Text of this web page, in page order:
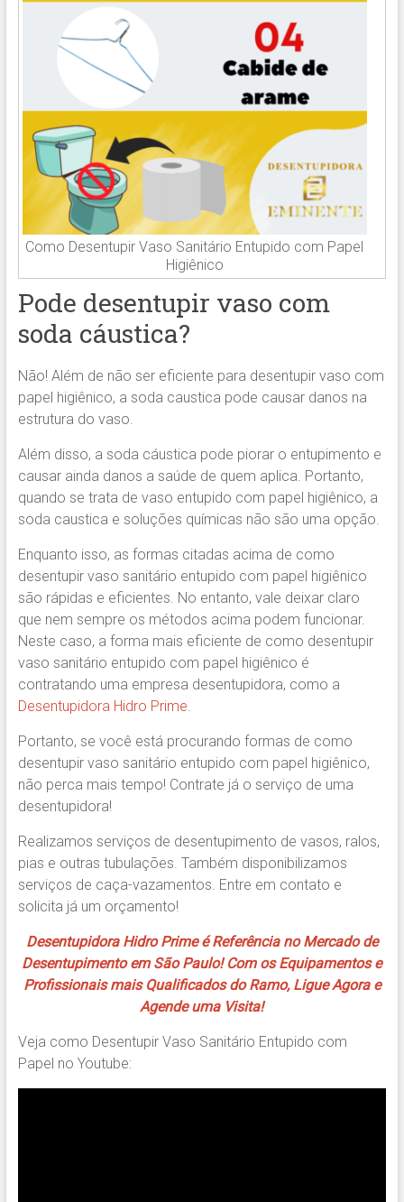
Como Desentupir Vaso Sanitário Entupido com Papel
Higiênico
Pode desentupir vaso com
soda cáustica?
Não! Além de não ser eficiente para desentupir vaso com
papel higiênico, a soda caustica pode causar danos na
estrutura do vaso.
Além disso, a soda cáustica pode piorar o entupimento e
causar ainda danos a saúde de quem aplica. Portanto,
quando se trata de vaso entupido com papel higiênico, a
soda caustica e soluções químicas não são uma opção.
Enquanto isso, as formas citadas acima de como
desentupir vaso sanitário entupido com papel higiênico
são rápidas e eficientes. No entanto, vale deixar claro
que nem sempre os métodos acima podem funcionar.
Neste caso, a forma mais eficiente de como desentupir
vaso sanitário entupido com papel higiênico é
contratando uma empresa desentupidora, como a
Desentupidora Hidro Prime
Portanto, se você está procurando formas de como
desentupir vaso sanitário entupido com papel higiênico,
não perca mais tempo! Contrate já o serviço de uma
desentupidora!
Realizamos serviços de desentupimento de vasos, ralos,
pias e outras tubulações. Também disponibilizamos
serviços de caça-vazamentos. Entre em contato e
solicita já um orçamento!
Desentupidora Hidro Prime é Referência no Mercado de
Desentupimento em São Paulo! Com os Equipamentos e
Profissionais mais Qualificados do Ramo, Ligue Agora e
Agende uma Visita!
Veja como Desentupir Vaso Sanitário Entupido com
Papel no Youtube: